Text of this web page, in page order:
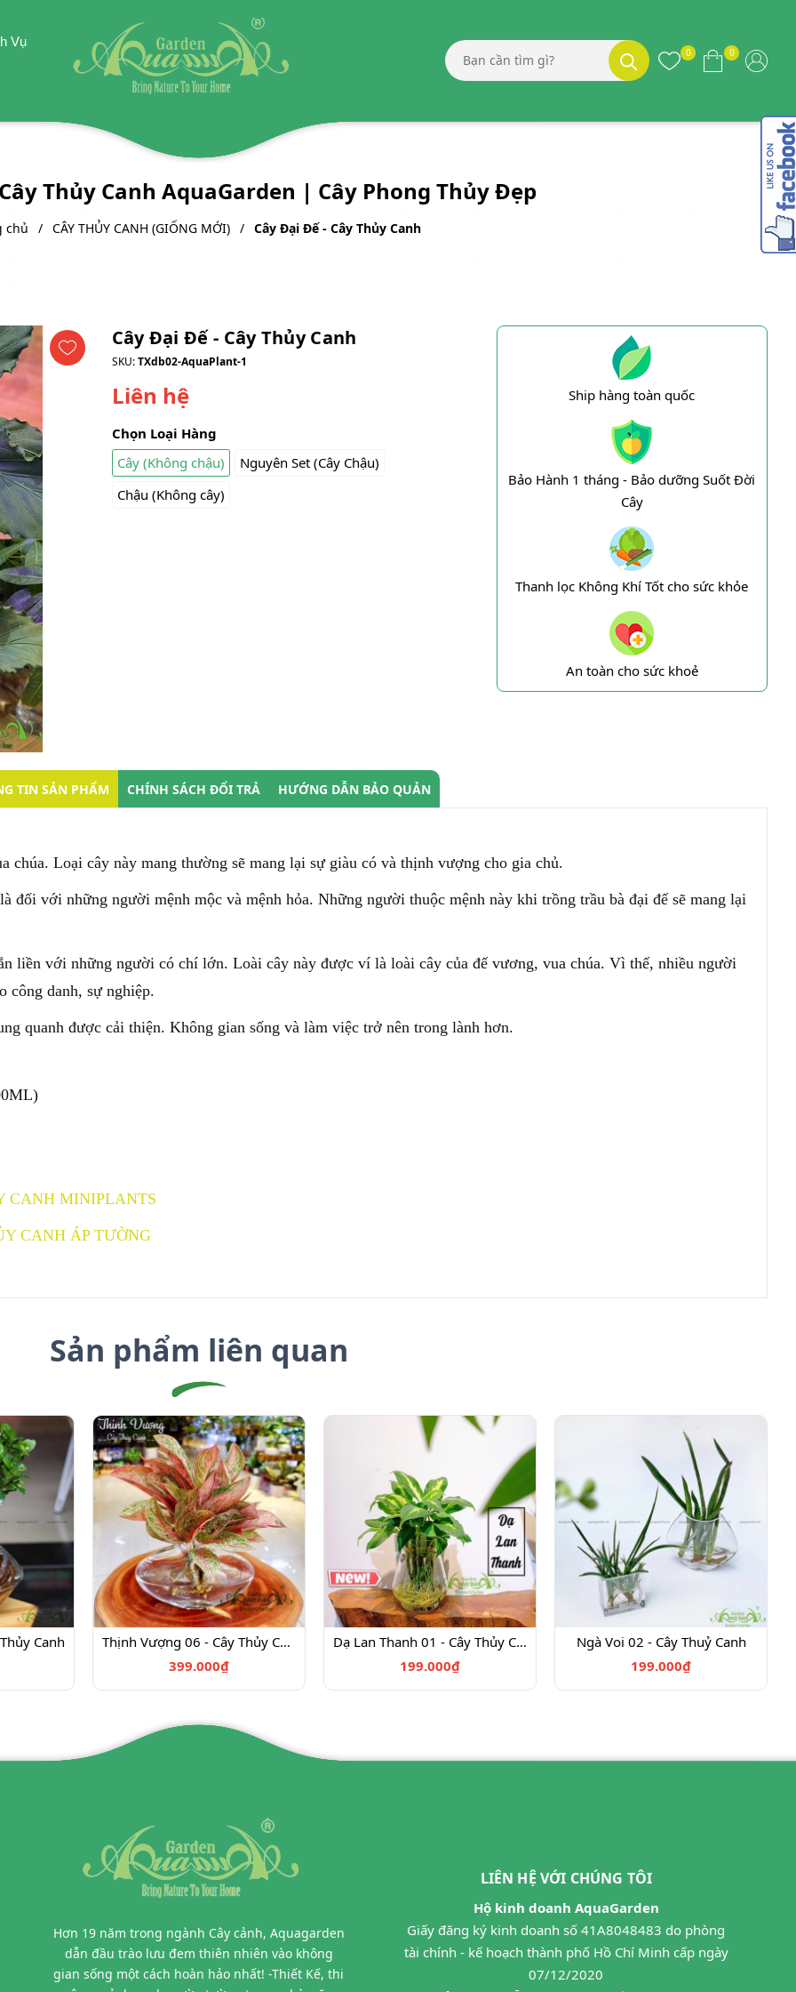
Vụ
0 0
Thủy Canh AquaGarden | Cây Phong Thủy Đẹp
chủ CÂY THỦY CANH (GIỐNG MỚI) Cây Đại Đế - Cây Thủy Canh
Cây Đại Đế - Cây Thủy Canh
SKU:TXdb02-AquaPlant-1
Liên hệ
Chọn Loại Hàng
Cây (Không chậu)
Nguyên Set (Cây Chậu)
Chậu (Không cây)
Ship hàng toàn quốc
Bảo Hành 1 tháng - Bảo dưỡng Suốt Đời
Cây
Thanh lọc Không Khí Tốt cho sức khỏe
An toàn cho sức khoẻ
TIN SẢN PHẨM CHÍNH SÁCH ĐỔI TRẢ HƯỚNG DẪN BẢO QUẢN
chúa. Loại cây này mang thường sẽ mang lại sự giàu có và thịnh vượng cho gia chủ.
đối với những người mệnh mộc và mệnh hỏa. Những người thuộc mệnh này khi trồng trầu bà đại đế sẽ mang lại
liền với những người có chí lớn. Loài cây này được ví là loài cây của đế vương, vua chúa. Vì thế, nhiều người
công danh, sự nghiệp.
quanh được cải thiện. Không gian sống và làm việc trở nên trong lành hơn.
CANH MINIPLANTS
CANH ÁP TƯỜNG
Sản phẩm liên quan
Canh
Thịnh Vượng 06 - Cây Thủy Canh
399.000₫
Dạ Lan Thanh 01 - Cây Thủy Canh
199.000₫
Ngà Voi 02 - Cây Thuỷ Canh
199.000₫
Hơn 19 năm trong ngành Cây cảnh, Aquagarden
dẫn đầu trào lưu đem thiên nhiên vào không
gian sống một cách hoàn hảo nhất! -Thiết Kế, thi
LIÊN HỆ VỚI CHÚNG TÔI
Hộ kinh doanh AquaGarden
Giấy đăng ký kinh doanh số 41A8048483 do phòng
tài chính - kế hoạch thành phố Hồ Chí Minh cấp ngày
07/12/2020